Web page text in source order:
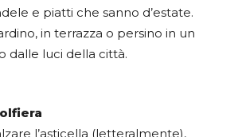
e piatti che sanno d’estate.
in terrazza o persino in un
dalle luci della città.
l’asticella (letteralmente),